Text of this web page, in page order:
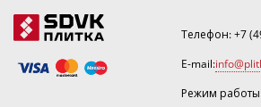
Телефон:+7
E-mail:
Режим